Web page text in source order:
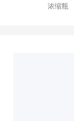
浓缩瓶